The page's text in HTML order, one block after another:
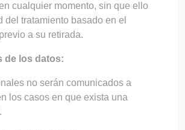
cualquier momento, sin que ello
del tratamiento basado en el
previo a su retirada.
de los datos:
no serán comunicados a
los casos en que exista una